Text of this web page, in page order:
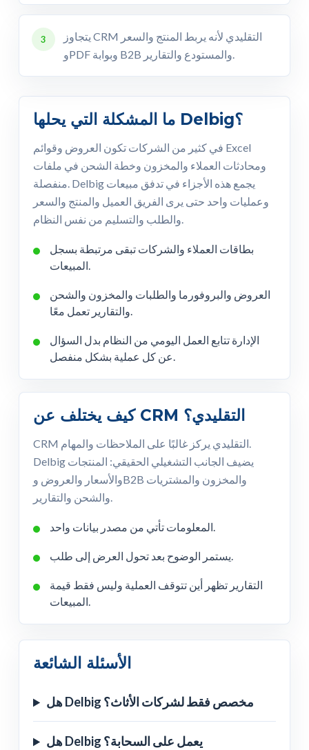
3
يتجاوز CRM التقليدي لأنه يربط المنتج والسعر
وPDF وبوابة B2B والمستودع والتقارير.
ما المشكلة التي يحلها Delbig؟
في كثير من الشركات تكون العروض وقوائم Excel
ومحادثات العملاء والمخزون وخطة الشحن في ملفات
منفصلة. Delbig يجمع هذه الأجزاء في تدفق مبيعات
وعمليات واحد حتى يرى الفريق العميل والمنتج والسعر
والطلب والتسليم من نفس النظام.
بطاقات العملاء والشركات تبقى مرتبطة بسجل
المبيعات.
العروض والبروفورما والطلبات والمخزون والشحن
والتقارير تعمل معًا.
الإدارة تتابع العمل اليومي من النظام بدل السؤال
عن كل عملية بشكل منفصل.
كيف يختلف عن CRM التقليدي؟
CRM التقليدي يركز غالبًا على الملاحظات والمهام.
Delbig يضيف الجانب التشغيلي الحقيقي: المنتجات
والأسعار والعروض وB2B والمخزون والمشتريات
والشحن والتقارير.
المعلومات تأتي من مصدر بيانات واحد.
يستمر الوضوح بعد تحول العرض إلى طلب.
التقارير تظهر أين تتوقف العملية وليس فقط قيمة
المبيعات.
الأسئلة الشائعة
هل Delbig مخصص فقط لشركات الأثاث؟
هل Delbig يعمل على السحابة؟